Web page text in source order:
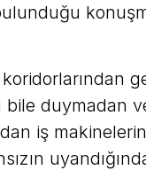
koridorlarından
bile duymadan
iş